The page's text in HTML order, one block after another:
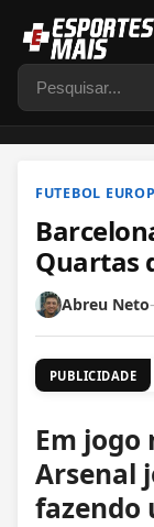
Pesquisar
FUTEBOL
Quartas
Abreu Neto
PUBLICIDADE
Em
Arsenal
fazendo